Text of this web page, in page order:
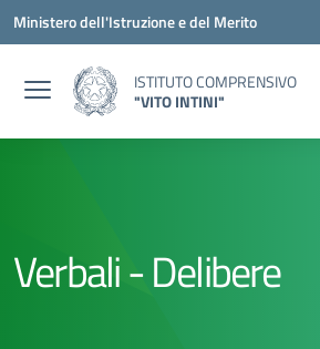
Vai ai contenuti
Vai al menu di navigazione
Vai al footer
Ministero dell'Istruzione e del Merito
ISTITUTO COMPRENSIVO
"VITO INTINI"
Verbali - Delibere